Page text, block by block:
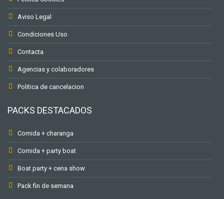
Aviso Legal
Condiciones Uso
Contacta
Agencias y colaboradores
Politica de cancelacion
PACKS DESTACADOS
Comida + charanga
Comida + party boat
Boat party + cena show
Pack fin de semana